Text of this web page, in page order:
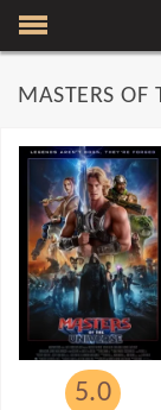
MASTERS OF
5.0